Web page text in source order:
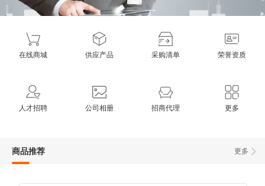
在线商城 供应产品 采购清单 荣誉资质
人才招聘 公司相册 招商代理 更多
更多
商品推荐